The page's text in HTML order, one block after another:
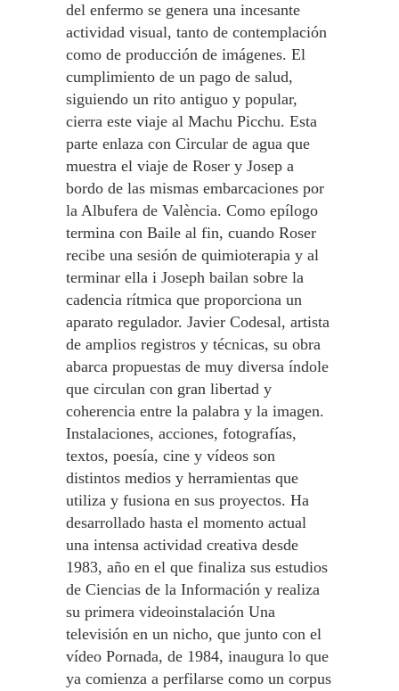
del enfermo se genera una incesante
actividad visual, tanto de contemplación
como de producción de imágenes. El
cumplimiento de un pago de salud,
siguiendo un rito antiguo y popular,
cierra este viaje al Machu Picchu. Esta
parte enlaza con Circular de agua que
muestra el viaje de Roser y Josep a
bordo de las mismas embarcaciones por
la Albufera de València. Como epílogo
termina con Baile al fin, cuando Roser
recibe una sesión de quimioterapia y al
terminar ella i Joseph bailan sobre la
cadencia rítmica que proporciona un
aparato regulador. Javier Codesal, artista
de amplios registros y técnicas, su obra
abarca propuestas de muy diversa índole
que circulan con gran libertad y
coherencia entre la palabra y la imagen.
Instalaciones, acciones, fotografías,
textos, poesía, cine y vídeos son
distintos medios y herramientas que
utiliza y fusiona en sus proyectos. Ha
desarrollado hasta el momento actual
una intensa actividad creativa desde
1983, año en el que finaliza sus estudios
de Ciencias de la Información y realiza
su primera videoinstalación Una
televisión en un nicho, que junto con el
vídeo Pornada, de 1984, inaugura lo que
ya comienza a perfilarse como un corpus